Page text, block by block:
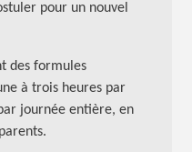
pour un nouvel
des formules
à trois heures par
journée entière, en